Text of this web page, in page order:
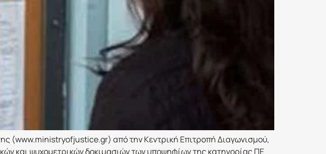
(www.ministryofjustice.gr) από την Κεντρική Επιτροπή Διαγωνισμού,
και ψυχομετρικών δοκιμασιών των υποψηφίων της κατηγορίας ΠΕ